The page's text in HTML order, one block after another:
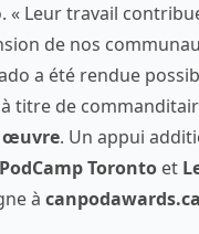
« Leur travail
de nos
a été rendue
à titre de
œuvre. Un appui
Toronto et
à